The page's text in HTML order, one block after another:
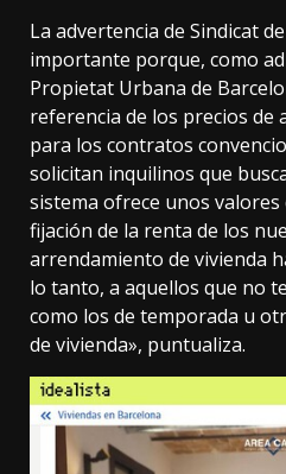
La advertencia de Sindicat
importante porque, como
Propietat Urbana de
referencia de los precios de
para los contratos
solicitan inquilinos que
sistema ofrece unos valores
fijación de la renta de los
arrendamiento de vivienda
lo tanto, a aquellos que no
como los de temporada u
de vivienda», puntualiza.